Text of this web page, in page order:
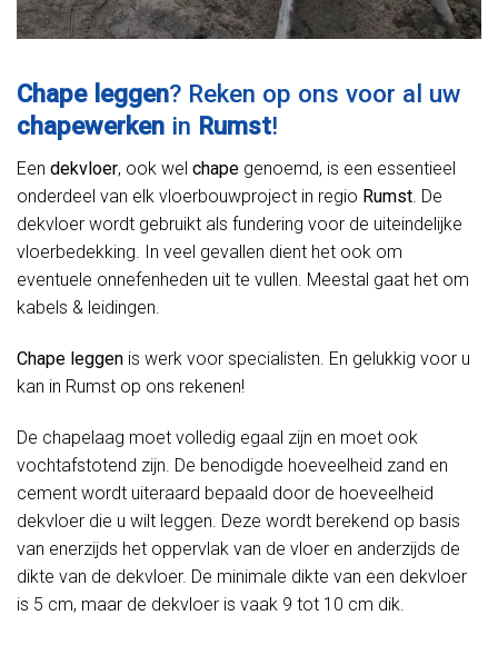
Chape leggen? Reken op ons voor al uw
chapewerken in Rumst!
Een dekvloer, ook wel chape genoemd, is een essentieel
onderdeel van elk vloerbouwproject in regio Rumst. De
dekvloer wordt gebruikt als fundering voor de uiteindelijke
vloerbedekking. In veel gevallen dient het ook om
eventuele onnefenheden uit te vullen. Meestal gaat het om
kabels & leidingen.
Chape leggen is werk voor specialisten. En gelukkig voor u
kan in Rumst op ons rekenen!
De chapelaag moet volledig egaal zijn en moet ook
vochtafstotend zijn. De benodigde hoeveelheid zand en
cement wordt uiteraard bepaald door de hoeveelheid
dekvloer die u wilt leggen. Deze wordt berekend op basis
van enerzijds het oppervlak van de vloer en anderzijds de
dikte van de dekvloer. De minimale dikte van een dekvloer
is 5 cm, maar de dekvloer is vaak 9 tot 10 cm dik.